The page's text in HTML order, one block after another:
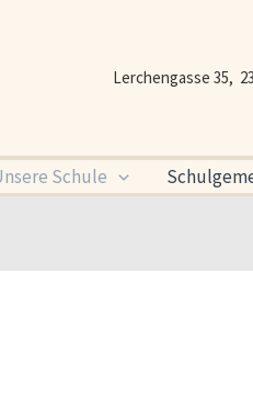
Lerchengasse 35,
Schule